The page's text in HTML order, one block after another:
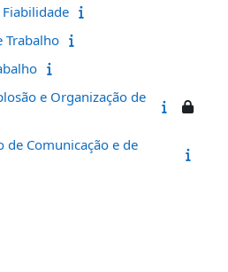
Fiabilidade
Trabalho
e Organização de
de Comunicação e de